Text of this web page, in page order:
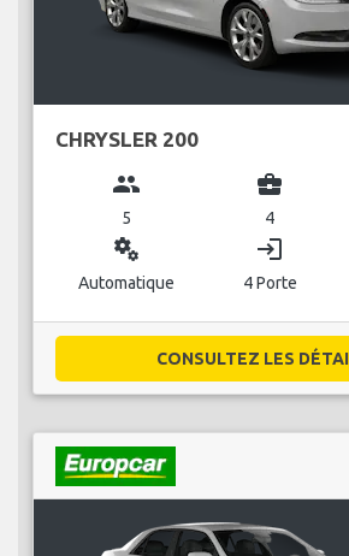
CHRYSLER 200
group
5
business_center
4
miscellaneous_services
Automatique
login
4 Porte
CONSULTEZ LES